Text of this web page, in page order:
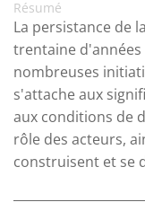
Résumé
La persistance de
trentaine d'années
nombreuses
s'attache aux
aux conditions de
rôle des acteurs,
construisent et se